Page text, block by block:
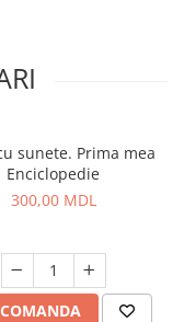
sunete. Prima mea
Enciclopedie
300,00 MDL